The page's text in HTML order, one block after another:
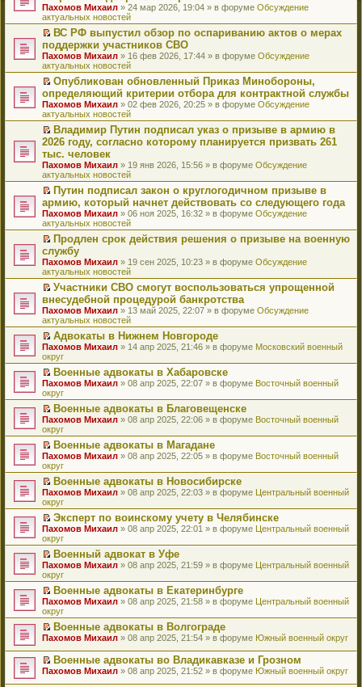
е
р
в
о
м
у
н
е
п
р
о
ч
и
т
а
н
н
о
м
у
с
о
о
б
щ
е
н
и
ю
т
и
к
п
е
р
в
о
м
у
н
е
п
р
о
ч
и
т
а
н
н
о
м
у
с
о
о
б
щ
е
н
и
ю
е
р
е
й
т
и
к
п
е
р
в
о
м
у
н
е
п
р
о
ч
и
т
а
н
н
о
м
у
с
о
о
б
щ
е
н
и
ю
Пахомов Михаил » 24 мар 2026, 19:04 » в форуме Обсуждение
актуальных новостей
П
е
р
е
й
т
и
к
п
е
р
в
о
м
у
н
е
п
р
о
ч
и
т
а
н
н
о
м
у
с
о
о
б
щ
е
н
и
ю
ВС РФ выпустил обзор по оспариванию актов о мерах
поддержки участников СВО
Пахомов Михаил » 16 фев 2026, 17:44 » в форуме Обсуждение
актуальных новостей
П
е
р
е
й
т
и
к
п
е
р
в
о
м
у
н
е
п
р
о
ч
и
т
а
н
н
о
м
у
с
о
о
б
щ
е
н
и
ю
Опубликован обновленный Приказ Минобороны,
определяющий критерии отбора для контрактной службы
Пахомов Михаил » 02 фев 2026, 20:25 » в форуме Обсуждение
актуальных новостей
П
е
р
е
й
т
и
к
п
е
р
в
о
м
у
н
е
п
р
о
ч
и
т
а
н
н
о
м
у
с
о
о
б
щ
е
н
и
ю
Владимир Путин подписал указ о призыве в армию в
2026 году, согласно которому планируется призвать 261
тыс. человек
Пахомов Михаил » 19 янв 2026, 15:56 » в форуме Обсуждение
актуальных новостей
П
е
р
е
й
т
и
к
п
е
р
в
о
м
у
н
е
п
р
о
ч
и
т
а
н
н
о
м
у
с
о
о
б
щ
е
н
и
ю
Путин подписал закон о круглогодичном призыве в
армию, который начнет действовать со следующего года
Пахомов Михаил » 06 ноя 2025, 16:32 » в форуме Обсуждение
актуальных новостей
П
е
р
е
й
т
и
к
п
е
р
в
о
м
у
н
е
п
р
о
ч
и
т
а
н
н
о
м
у
с
о
о
б
щ
е
н
и
ю
Продлен срок действия решения о призыве на военную
службу
Пахомов Михаил » 19 сен 2025, 10:23 » в форуме Обсуждение
актуальных новостей
П
е
р
е
й
т
и
к
п
е
р
в
о
м
у
н
е
п
р
о
ч
и
т
а
н
н
о
м
у
с
о
о
б
щ
е
н
ю
Участники СВО смогут воспользоваться упрощенной
внесудебной процедурой банкротства
Пахомов Михаил » 13 май 2025, 22:07 » в форуме Обсуждение
актуальных новостей
П
е
р
е
й
т
и
к
п
е
р
в
о
м
у
н
е
п
р
о
ч
и
т
а
н
н
о
м
у
с
о
б
щ
е
н
Адвокаты в Нижнем Новгороде
Пахомов Михаил » 14 апр 2025, 21:46 » в форуме Московский военный
округ
П
е
р
е
й
т
и
к
п
е
р
в
о
м
у
н
е
п
р
о
ч
и
т
а
н
н
о
м
у
с
о
Военные адвокаты в Хабаровске
Пахомов Михаил » 08 апр 2025, 22:07 » в форуме Восточный военный
округ
П
е
р
е
й
т
и
к
п
е
р
в
о
м
у
н
е
п
р
о
ч
и
т
а
н
н
о
Военные адвокаты в Благовещенске
Пахомов Михаил » 08 апр 2025, 22:06 » в форуме Восточный военный
округ
П
е
р
е
й
т
и
к
п
е
р
в
о
м
у
н
е
п
р
о
и
т
а
Военные адвокаты в Магадане
Пахомов Михаил » 08 апр 2025, 22:05 » в форуме Восточный военный
округ
П
е
р
е
й
т
и
к
п
е
р
в
о
м
у
н
п
р
о
ч
Военные адвокаты в Новосибирске
Пахомов Михаил » 08 апр 2025, 22:03 » в форуме Центральный военный
округ
П
е
р
е
й
т
и
к
п
е
р
в
о
м
у
н
Эксперт по воинскому учету в Челябинске
Пахомов Михаил » 08 апр 2025, 22:01 » в форуме Центральный военный
округ
П
е
р
е
й
т
и
к
п
е
р
в
Военный адвокат в Уфе
Пахомов Михаил » 08 апр 2025, 21:59 » в форуме Центральный военный
округ
П
е
р
е
й
и
к
п
Военные адвокаты в Екатеринбурге
Пахомов Михаил » 08 апр 2025, 21:58 » в форуме Центральный военный
округ
П
р
е
й
т
Военные адвокаты в Волгограде
Пахомов Михаил » 08 апр 2025, 21:54 » в форуме Южный военный округ
П
Военные адвокаты во Владикавказе и Грозном
Пахомов Михаил » 08 апр 2025, 21:52 » в форуме Южный военный округ